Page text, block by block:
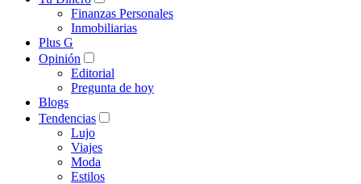
Finanzas Personales
Inmobiliarias
Plus G
Opinión
Editorial
Pregunta de hoy
Blogs
Tendencias
Lujo
Viajes
Moda
Estilos